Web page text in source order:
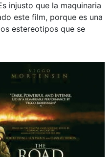
injusto que la maquinaria
este film, porque es una
estereotipos que se